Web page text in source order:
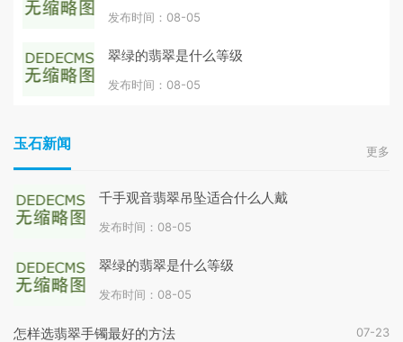
发布时间：08-05
翠绿的翡翠是什么等级
发布时间：08-05
玉石新闻 更多
千手观音翡翠吊坠适合什么人戴
发布时间：08-05
翠绿的翡翠是什么等级
发布时间：08-05
怎样选翡翠手镯最好的方法 07-23